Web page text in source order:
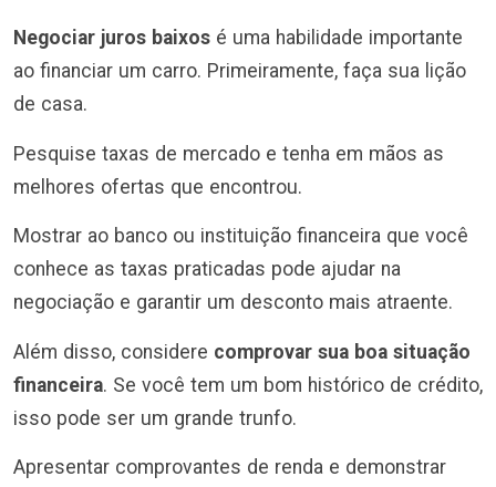
Negociar juros baixos é uma habilidade importante
ao financiar um carro. Primeiramente, faça sua lição
de casa.
Pesquise taxas de mercado e tenha em mãos as
melhores ofertas que encontrou.
Mostrar ao banco ou instituição financeira que você
conhece as taxas praticadas pode ajudar na
negociação e garantir um desconto mais atraente.
Além disso, considere comprovar sua boa situação
financeira. Se você tem um bom histórico de crédito,
isso pode ser um grande trunfo.
Apresentar comprovantes de renda e demonstrar